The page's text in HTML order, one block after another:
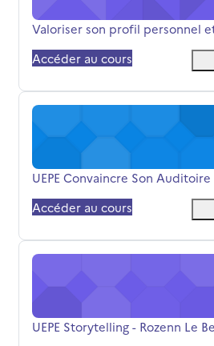
Nom du cours
Valoriser son profil personnel
Accéder au cours
UEPE Convaincre Son Auditoire
Nom du cours
UEPE Convaincre Son Auditoire
Accéder au cours
UEPE Storytelling - Rozenn Le
Nom du cours
UEPE Storytelling - Rozenn Le